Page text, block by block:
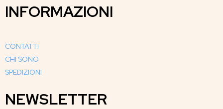
INFORMAZIONI
CONTATTI
CHI SONO
SPEDIZIONI
NEWSLETTER